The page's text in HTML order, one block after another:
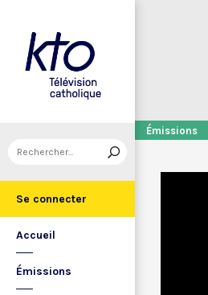
Se connecter
Accueil
Émissions
Émissions